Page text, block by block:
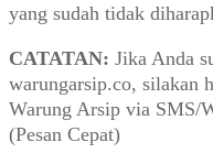
yang sudah tidak
CATATAN: Jika Anda
warungarsip.co, silakan
Warung Arsip via SMS/
(Pesan Cepat)